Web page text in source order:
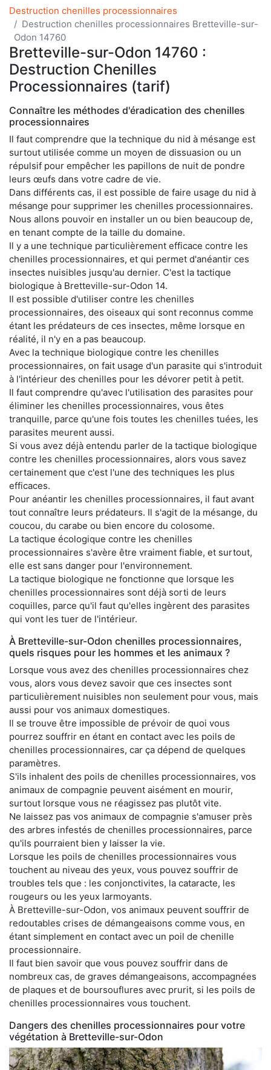
Destruction chenilles processionnaires
Destruction chenilles processionnaires Bretteville-sur-
Odon 14760
Bretteville-sur-Odon 14760 :
Destruction Chenilles
Processionnaires (tarif)
Connaître les méthodes d'éradication des chenilles
processionnaires
Il faut comprendre que la technique du nid à mésange est
surtout utilisée comme un moyen de dissuasion ou un
répulsif pour empêcher les papillons de nuit de pondre
leurs œufs dans votre cadre de vie.
Dans différents cas, il est possible de faire usage du nid à
mésange pour supprimer les chenilles processionnaires.
Nous allons pouvoir en installer un ou bien beaucoup de,
en tenant compte de la taille du domaine.
Il y a une technique particulièrement efficace contre les
chenilles processionnaires, et qui permet d'anéantir ces
insectes nuisibles jusqu'au dernier. C'est la tactique
biologique à Bretteville-sur-Odon 14.
Il est possible d'utiliser contre les chenilles
processionnaires, des oiseaux qui sont reconnus comme
étant les prédateurs de ces insectes, même lorsque en
réalité, il n'y en a pas beaucoup.
Avec la technique biologique contre les chenilles
processionnaires, on fait usage d'un parasite qui s'introduit
à l'intérieur des chenilles pour les dévorer petit à petit.
Il faut comprendre qu'avec l'utilisation des parasites pour
éliminer les chenilles processionnaires, vous êtes
tranquille, parce qu'une fois toutes les chenilles tuées, les
parasites meurent aussi.
Si vous avez déjà entendu parler de la tactique biologique
contre les chenilles processionnaires, alors vous savez
certainement que c'est l'une des techniques les plus
efficaces.
Pour anéantir les chenilles processionnaires, il faut avant
tout connaître leurs prédateurs. Il s'agit de la mésange, du
coucou, du carabe ou bien encore du colosome.
La tactique écologique contre les chenilles
processionnaires s'avère être vraiment fiable, et surtout,
elle est sans danger pour l'environnement.
La tactique biologique ne fonctionne que lorsque les
chenilles processionnaires sont déjà sorti de leurs
coquilles, parce qu'il faut qu'elles ingèrent des parasites
qui vont les tuer de l'intérieur.
À Bretteville-sur-Odon chenilles processionnaires,
quels risques pour les hommes et les animaux ?
Lorsque vous avez des chenilles processionnaires chez
vous, alors vous devez savoir que ces insectes sont
particulièrement nuisibles non seulement pour vous, mais
aussi pour vos animaux domestiques.
Il se trouve être impossible de prévoir de quoi vous
pourrez souffrir en étant en contact avec les poils de
chenilles processionnaires, car ça dépend de quelques
paramètres.
S'ils inhalent des poils de chenilles processionnaires, vos
animaux de compagnie peuvent aisément en mourir,
surtout lorsque vous ne réagissez pas plutôt vite.
Ne laissez pas vos animaux de compagnie s'amuser près
des arbres infestés de chenilles processionnaires, parce
qu'ils pourraient bien y laisser la vie.
Lorsque les poils de chenilles processionnaires vous
touchent au niveau des yeux, vous pouvez souffrir de
troubles tels que : les conjonctivites, la cataracte, les
rougeurs ou les yeux larmoyants.
À Bretteville-sur-Odon, vos animaux peuvent souffrir de
redoutables crises de démangeaisons comme vous, en
étant simplement en contact avec un poil de chenille
processionnaire.
Il faut bien savoir que vous pouvez souffrir dans de
nombreux cas, de graves démangeaisons, accompagnées
de plaques et de boursouflures avec prurit, si les poils de
chenilles processionnaires vous touchent.
Dangers des chenilles processionnaires pour votre
végétation à Bretteville-sur-Odon